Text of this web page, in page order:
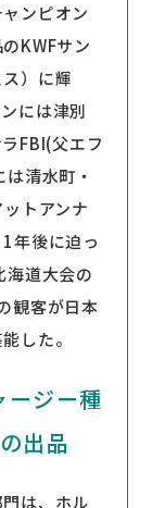
ンピオン
KWFサン
）に輝
には津別
FBI(父エフ
清水町・
トアンナ
年後に迫っ
海道大会の
観客が日本
した。
ージー種
出品
は、ホル